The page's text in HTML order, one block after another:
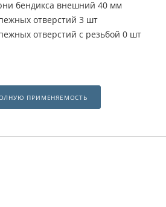
бендикса внешний 40 мм
отверстий 3 шт
отверстий с резьбой 0 шт
ПРИМЕНЯЕМОСТЬ